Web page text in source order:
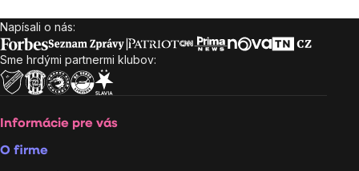
Zápätie
Napísali o nás:
Sme hrdými partnermi klubov:
Informácie pre vás
O firme